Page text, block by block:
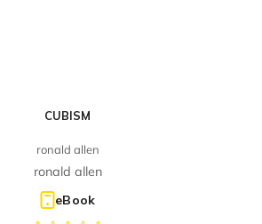
CUBISM
ronald allen
ronald allen
eBook